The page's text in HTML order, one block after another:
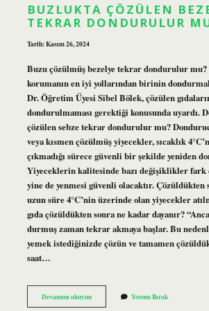
BUZLUKTA ÇÖZÜLEN
TEKRAR DONDURULUR
Tarih: Kasım 26, 2024
Buzu çözülmüş bezelye tekrar dondurulur mu?
korumanın en iyi yollarından birinin
Dr. Öğretim Üyesi Sibel Bölek, çözülen
dondurulmaması gerektiği konusunda uyardı.
çözülen sebze tekrar dondurulur mu?
veya kısmen çözülmüş yiyecekler, sıcaklık
çıkmadığı sürece güvenli bir şekilde yeniden
Yiyeceklerin kalitesinde bazı değişiklikler
yine de yenmesi güvenli olacaktır. Çözüldükten
uzun süre 4°C’nin üzerinde olan yiyecekler
gıda çözüldükten sonra ne kadar dayanır?
durmuş zaman tekrar akmaya başlar. Bu
yemek istediğinizde çözün ve tamamen
saat…
Devamını okuyunBuzlukta
Çözülen
Yorum Bırak